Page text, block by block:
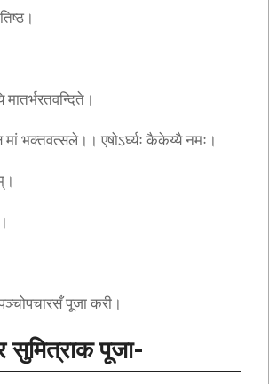
मां भक्तवत्सले।। एषोऽर्घ्यः कैकेय्यै नमः।
पूजा करी।
सुमित्राक पूजा-